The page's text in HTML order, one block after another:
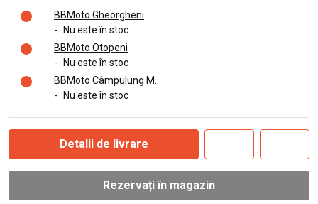
BBMoto Gheorgheni
-
Nu este în stoc
BBMoto Otopeni
-
Nu este în stoc
BBMoto Câmpulung M.
-
Nu este în stoc
Detalii de livrare
Rezervați în magazin